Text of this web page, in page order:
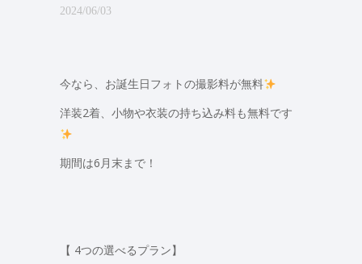
2024/06/03
今なら、お誕生日フォトの撮影料が無料
洋装2着、小物や衣装の持ち込み料も無料です
期間は6月末まで！
【 4つの選べるプラン】